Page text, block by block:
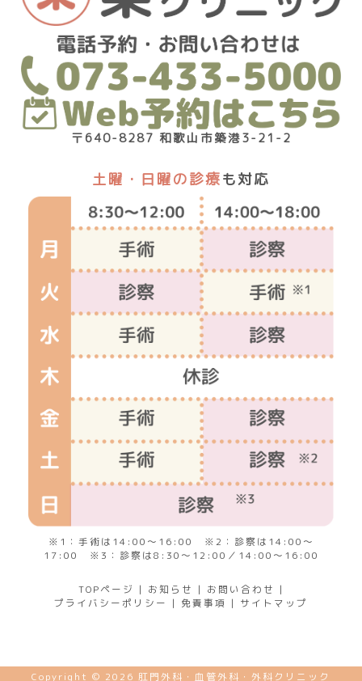
〒640-8287 和歌山市築港3-21-2
土曜・日曜の診療も対応
※1：手術は14:00～16:00 ※2：診察は14:00～
17:00 ※3：診察は8:30～12:00／14:00～16:00
TOPページ | お知らせ | お問い合わせ |
プライバシーポリシー | 免責事項 | サイトマップ
Copyright © 2026 肛門外科・血管外科・外科クリニック